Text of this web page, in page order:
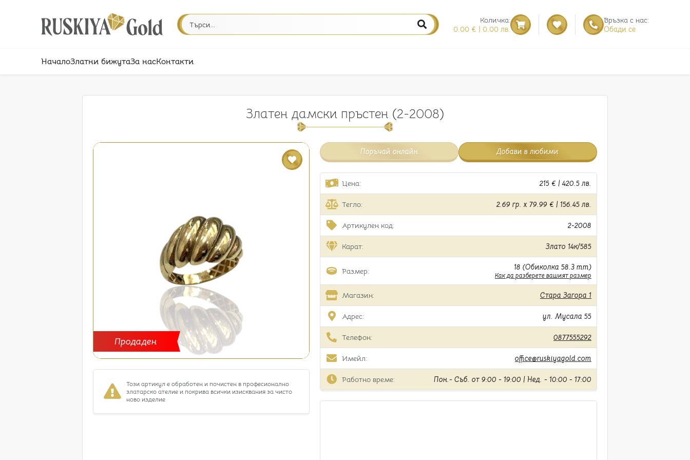
Количка:
0.00 € | 0.00 лв.
Връзка с нас:
Обади се
НачалоЗлатни бижутаЗа насКонтакти
Златен дамски пръстен (2-2008)
Продаден
Този артикул е обработен и почистен в професионално
златарско ателие и покрива всички изисквания за чисто
ново изделие
Поръчай онлайн Добави в любими
Цена: 215 € | 420.5 лв.
Тегло: 2.69 гр. x 79.99 € | 156.45 лв.
Артикулен код: 2-2008
Карат: Злато 14к/585
Размер: 18 (Обиколка 58.3 mm)
Как да разберете вашият размер
Магазин: Стара Загора 1
Адрес: ул. Мусала 55
Телефон: 0877555292
Имейл: office@ruskiyagold.com
Работно време: Пон.- Съб. от 9:00 - 19:00 | Нед. - 10:00 - 17:00